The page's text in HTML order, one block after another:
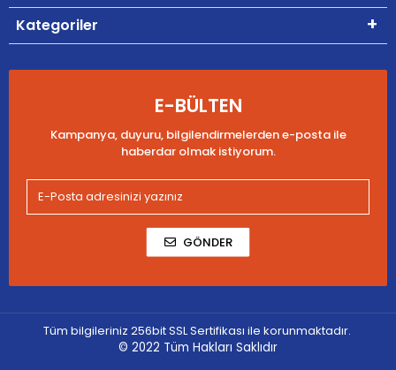
Kategoriler
E-BÜLTEN
Kampanya, duyuru, bilgilendirmelerden e-posta ile
haberdar olmak istiyorum.
GÖNDER
Tüm bilgileriniz 256bit SSL Sertifikası ile korunmaktadır.
© 2022 Tüm Hakları Saklıdır